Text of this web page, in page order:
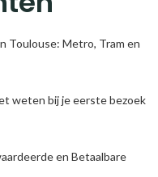
Toulouse: Metro, Tram en
weten bij je eerste bezoek
en Betaalbare